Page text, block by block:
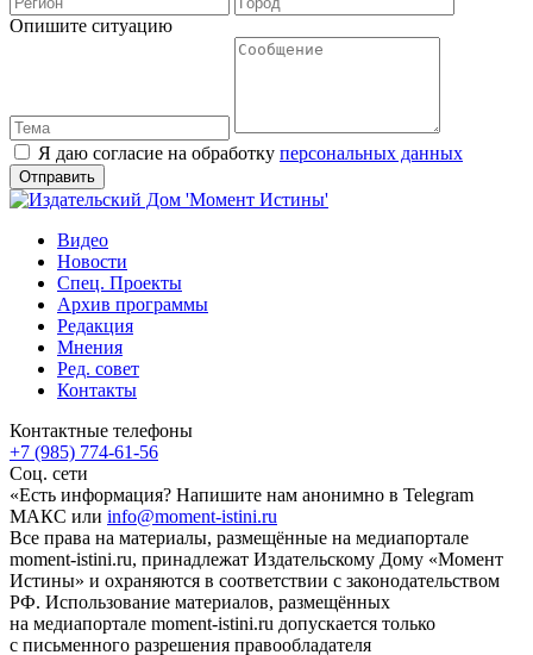
Опишите ситуацию
Я даю согласие на обработку персональных данных
Видео
Новости
Спец. Проекты
Архив программы
Редакция
Мнения
Ред. совет
Контакты
Контактные телефоны
+7 (985) 774-61-56
Соц. сети
«Есть информация? Напишите нам анонимно в Telegram
МАКС или info@moment-istini.ru
Все права на материалы, размещённые на медиапортале
moment-istini.ru, принадлежат Издательскому Дому «Момент
Истины» и охраняются в соответствии с законодательством
РФ. Использование материалов, размещённых
на медиапортале moment-istini.ru допускается только
с письменного разрешения правообладателя